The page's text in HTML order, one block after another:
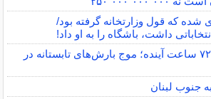
شده که قول وزارتخانه گرفته بود/
داشت، باشگاه را به او داد!
وضعیت جوی کشور در ۷۲ ساعت آینده؛ موج بارش‌های تابستانه در
جنوب لبنان